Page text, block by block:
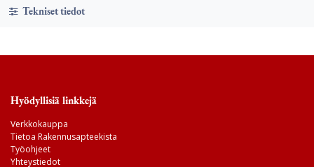
Tekniset tiedot
Hyödyllisiä linkkejä
Verkkokauppa
Tietoa Rakennusapteekista
Työohjeet
Yhteystiedot